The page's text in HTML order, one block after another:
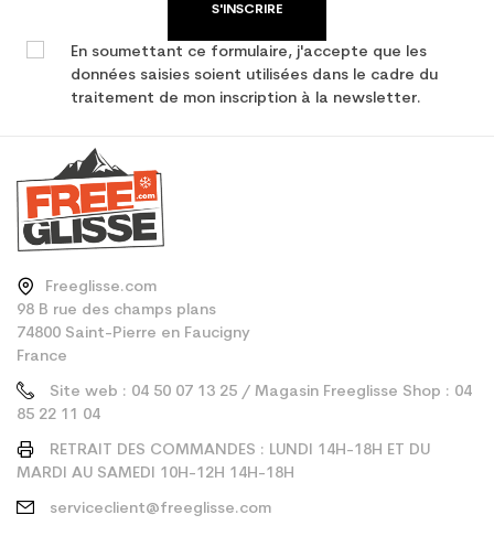
S'INSCRIRE
En soumettant ce formulaire, j'accepte que les
données saisies soient utilisées dans le cadre du
traitement de mon inscription à la newsletter.
Freeglisse.com
98 B rue des champs plans
74800 Saint-Pierre en Faucigny
France
Site web : 04 50 07 13 25 / Magasin Freeglisse Shop : 04
85 22 11 04
RETRAIT DES COMMANDES : LUNDI 14H-18H ET DU
MARDI AU SAMEDI 10H-12H 14H-18H
serviceclient@freeglisse.com